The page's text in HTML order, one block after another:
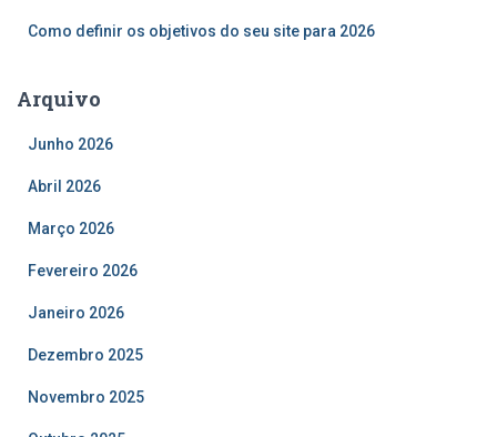
Como definir os objetivos do seu site para 2026
Arquivo
Junho 2026
Abril 2026
Março 2026
Fevereiro 2026
Janeiro 2026
Dezembro 2025
Novembro 2025